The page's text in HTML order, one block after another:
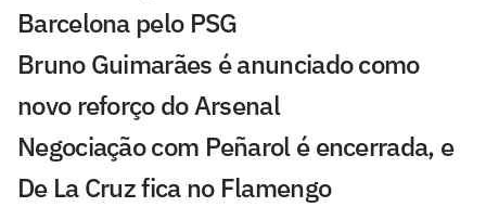
Barcelona pelo PSG
Bruno Guimarães é anunciado como
novo reforço do Arsenal
Negociação com Peñarol é encerrada, e
De La Cruz fica no Flamengo